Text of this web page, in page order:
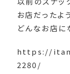
お店だったよ
どんなお店に
https://
2280/